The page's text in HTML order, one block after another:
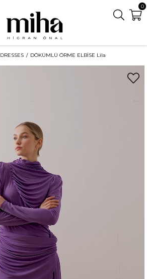
0
DRESSES DÖKÜMLÜ ÖRME ELBİSE Lila